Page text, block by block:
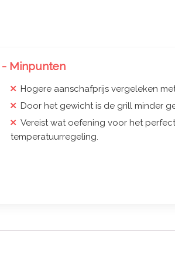
- Minpunten
Hogere aanschafprijs vergeleken
Door het gewicht is de grill minder
Vereist wat oefening voor het
temperatuurregeling.